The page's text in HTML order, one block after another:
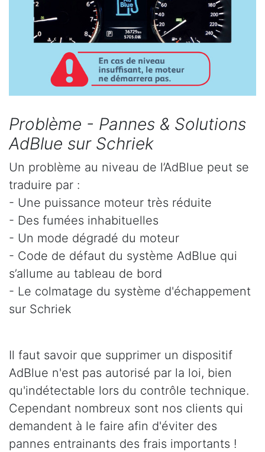
Problème - Pannes & Solutions
AdBlue sur Schriek
Un problème au niveau de l’AdBlue peut se
traduire par :
- Une puissance moteur très réduite
- Des fumées inhabituelles
- Un mode dégradé du moteur
- Code de défaut du système AdBlue qui
s’allume au tableau de bord
- Le colmatage du système d'échappement
sur Schriek
Il faut savoir que supprimer un dispositif
AdBlue n'est pas autorisé par la loi, bien
qu'indétectable lors du contrôle technique.
Cependant nombreux sont nos clients qui
demandent à le faire afin d'éviter des
pannes entrainants des frais importants !